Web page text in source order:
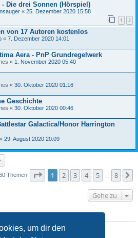
um dir den
Die drei Sonnen (Hörspiel)
« 25. Dezember 2020 15:58
1 2
von 17 Autoren kostenlos
« 7. Dezember 2020 14:01
Aera - PnP Grundregelwerk
« 1. November 2020 05:40
« 30. Oktober 2020 01:16
Geschichte
« 30. Oktober 2020 00:46
Galactica/Honor Harrington
« 29. August 2020 20:09
Themen Seite von
1 2 3 4 5 8
Gehe zu
erstellen.